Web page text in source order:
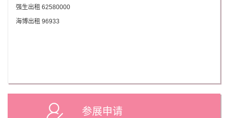
强生出租 62580000
海博出租 96933
参展申请